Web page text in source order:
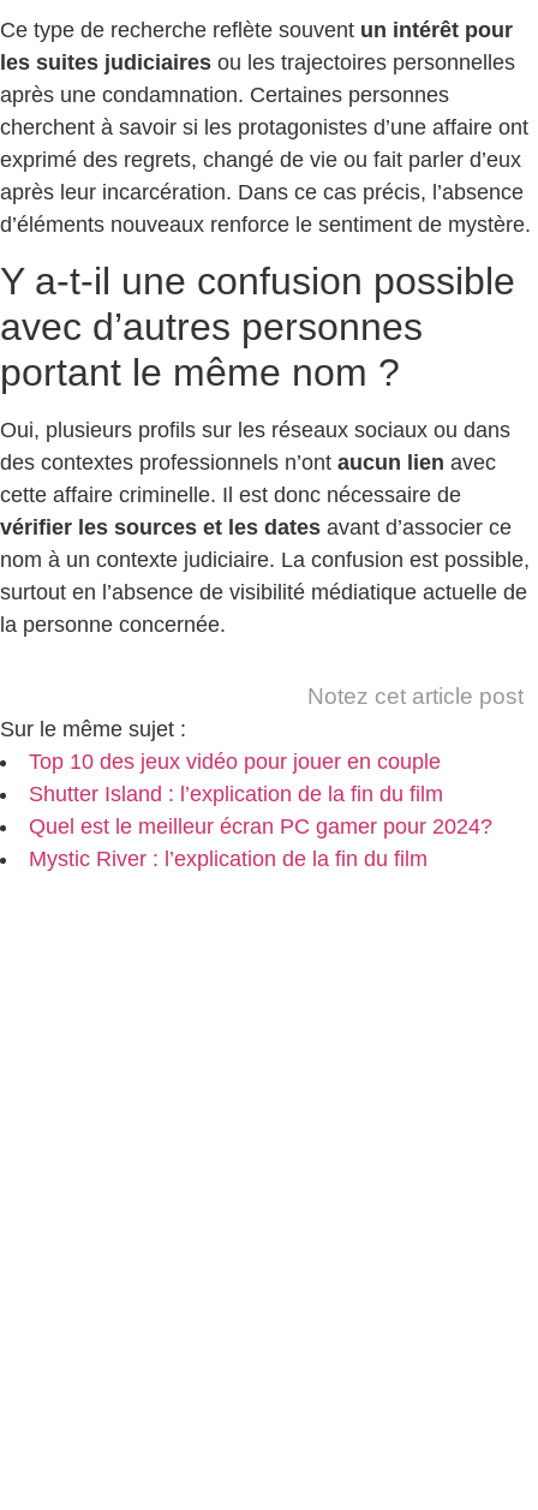
Ce type de recherche reflète souvent un intérêt pour
les suites judiciaires ou les trajectoires personnelles
après une condamnation. Certaines personnes
cherchent à savoir si les protagonistes d’une affaire ont
exprimé des regrets, changé de vie ou fait parler d’eux
après leur incarcération. Dans ce cas précis, l’absence
d’éléments nouveaux renforce le sentiment de mystère.
Y a-t-il une confusion possible
avec d’autres personnes
portant le même nom ?
Oui, plusieurs profils sur les réseaux sociaux ou dans
des contextes professionnels n’ont aucun lien avec
cette affaire criminelle. Il est donc nécessaire de
vérifier les sources et les dates avant d’associer ce
nom à un contexte judiciaire. La confusion est possible,
surtout en l’absence de visibilité médiatique actuelle de
la personne concernée.
Notez cet article post
Sur le même sujet :
Top 10 des jeux vidéo pour jouer en couple
Shutter Island : l’explication de la fin du film
Quel est le meilleur écran PC gamer pour 2024?
Mystic River : l’explication de la fin du film